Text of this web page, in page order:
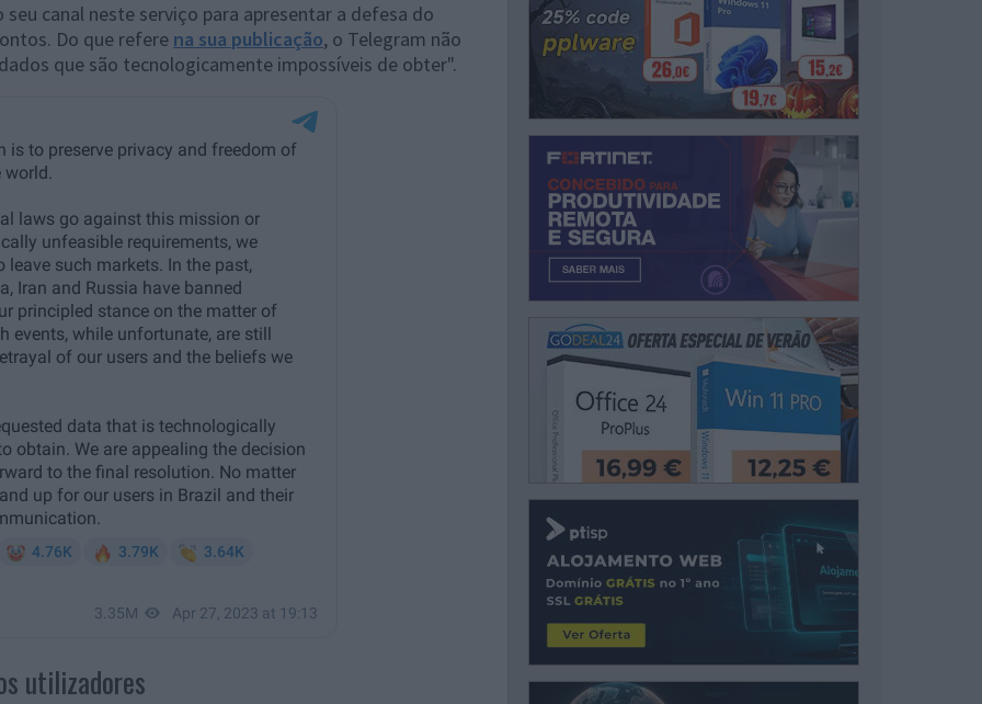
canal neste serviço para apresentar a defesa do
Do que refere na sua publicação, o Telegram não
que são tecnologicamente impossíveis de obter".
utilizadores